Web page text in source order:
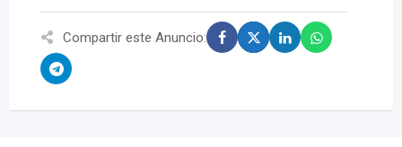
Compartir este Anuncio: